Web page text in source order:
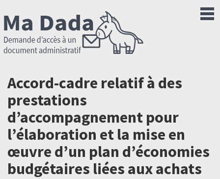
Accord-cadre relatif à des
prestations
d’accompagnement pour
l’élaboration et la mise en
œuvre d’un plan d’économies
budgétaires liées aux achats